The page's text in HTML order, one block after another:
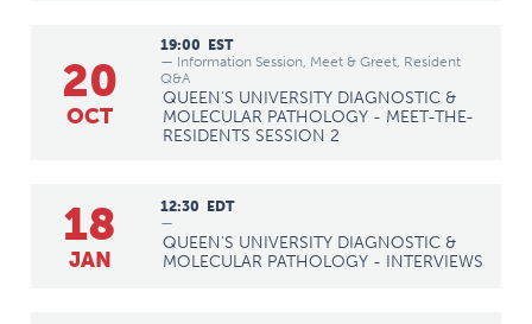
20
OCT
19:00
EST
— Information Session, Meet & Greet, Resident
Q&A
QUEEN'S UNIVERSITY DIAGNOSTIC &
MOLECULAR PATHOLOGY - MEET-THE-
RESIDENTS SESSION 2
18
JAN
12:30
EDT
—
QUEEN'S UNIVERSITY DIAGNOSTIC &
MOLECULAR PATHOLOGY - INTERVIEWS